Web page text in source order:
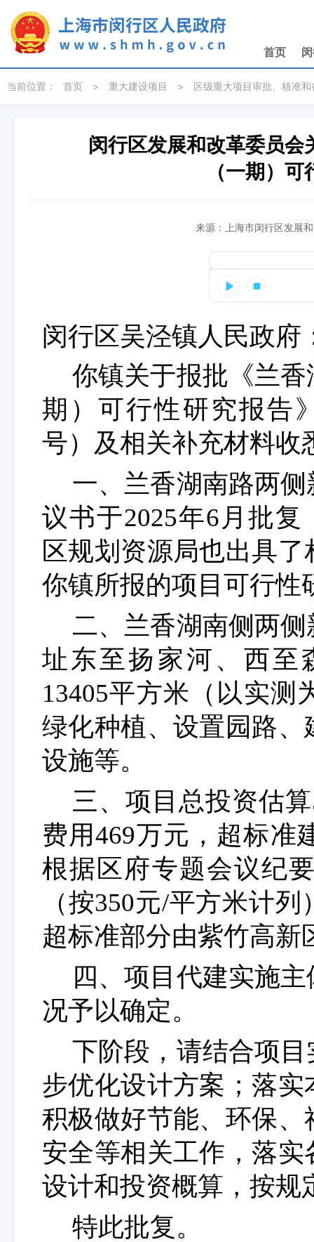
首页
当前位置： 首页 > 重大建设项目 > 区级重大项目审批、核准
闵行区发展和改革委员
（一期）
来源：上海市闵行区发展
闵行区吴泾镇人民政府
你镇关于报批《兰香
期 ）可行性研究报告
号）及相关补充材料收
一、兰香湖南路两侧
议书于2025年6月批复
区规划资源局也出具
你镇所报的项目可行性
二、兰香湖南侧两侧
址东至扬家河、西至
13405平方米 （以实测
绿化种植、设置园路、
设施等。
三、项目总投资估算
费用469万元 ，超标准
根据区府专题会议纪
（按350元/平方米计列
超标准部分由紫竹高新
四、项目代建实施
况予以确定。
下阶段，请结合项目
步优化设计方案；落实
积极做好节能、环保
安全等相关工作，落
设计和投资概算，按规
特此批复。